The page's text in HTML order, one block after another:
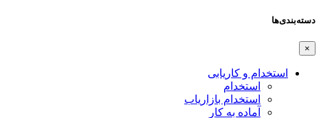
دسته‌بندی‌ها
×
استخدام و کاریابی
استخدام
استخدام بازاریاب
آماده به کار